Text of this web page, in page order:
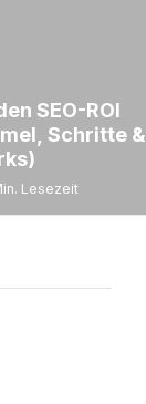
SEO-ROI
Schritte &
Lesezeit